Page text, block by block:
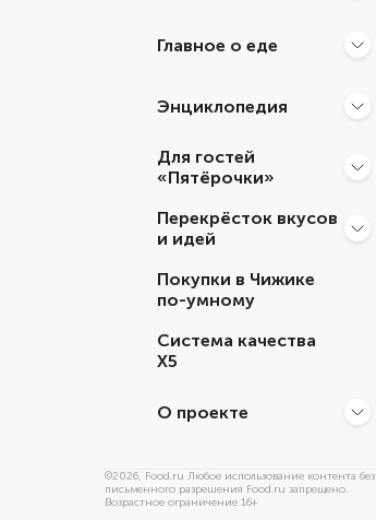
Главное о еде
Энциклопедия
Для гостей
«Пятёрочки»
Перекрёсток вкусов
и идей
Покупки в Чижике
по-умному
Система качества
Х5
О проекте
©2026, Food.ru Любое использование контента без
письменного разрешения Food.ru запрещено.
Возрастное ограничение 16+